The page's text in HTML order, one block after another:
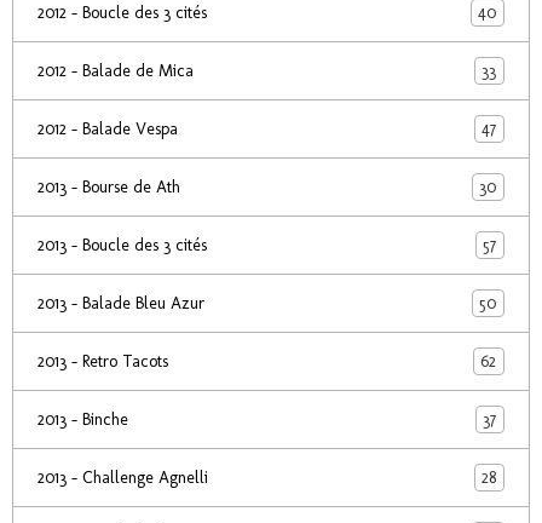
2012 - Boucle des 3 cités 40
2012 - Balade de Mica 33
2012 - Balade Vespa 47
2013 - Bourse de Ath 30
2013 - Boucle des 3 cités 57
2013 - Balade Bleu Azur 50
2013 - Retro Tacots 62
2013 - Binche 37
2013 - Challenge Agnelli 28